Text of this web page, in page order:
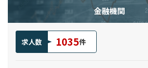
金融機関
求人数 1035件